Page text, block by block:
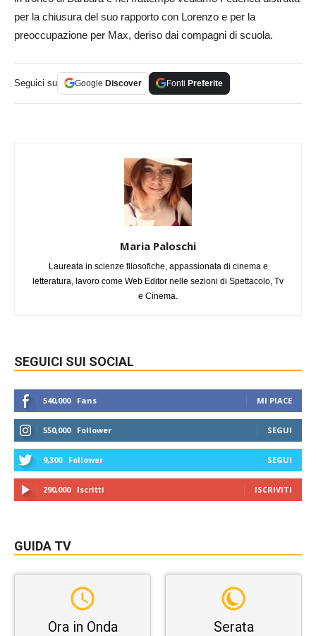
per la chiusura del suo rapporto con Lorenzo e per la
preoccupazione per Max, deriso dai compagni di scuola.
Seguici su Google Discover Fonti Preferite
Maria Paloschi
Laureata in scienze filosofiche, appassionata di cinema e
letteratura, lavoro come Web Editor nelle sezioni di Spettacolo, Tv
e Cinema.
SEGUICI SUI SOCIAL
540,000 Fans MI PIACE
550,000 Follower SEGUI
9,300 Follower SEGUI
290,000 Iscritti ISCRIVITI
GUIDA TV
Ora in Onda Serata